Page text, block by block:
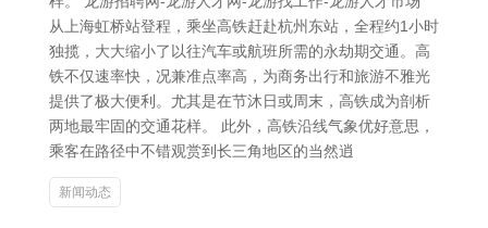
从上海虹桥站登程，乘坐高铁赶赴杭州东站，全程约1小时
独揽，大大缩小了以往汽车或航班所需的永劫期交通。高
铁不仅速率快，况兼准点率高，为商务出行和旅游不雅光
提供了极大便利。尤其是在节沐日或周末，高铁成为剖析
两地最牢固的交通花样。 此外，高铁沿线气象优好意思，
乘客在路径中不错观赏到长三角地区的当然逍
新闻动态